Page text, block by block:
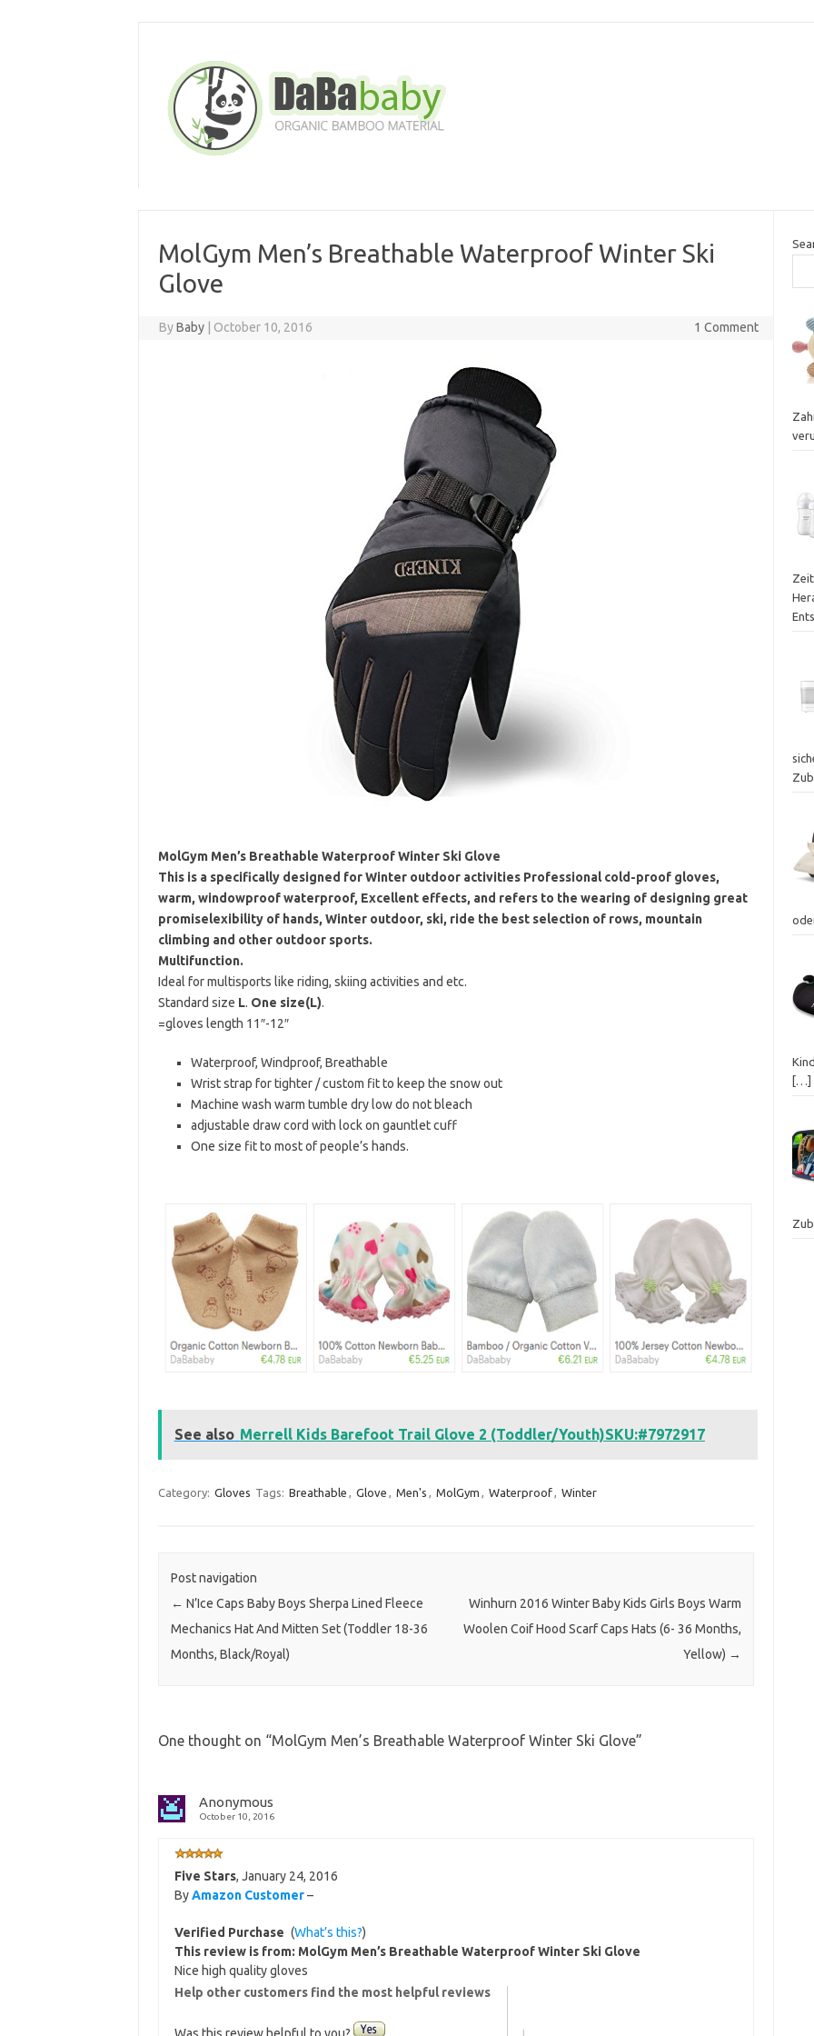
MolGym Men’s Breathable Waterproof Winter Ski
Glove
ByBaby October 10, 2016 1 Comment
MolGym Men’s Breathable Waterproof Winter Ski Glove
This is a specifically designed for Winter outdoor activities Professional cold-proof gloves,
warm, windowproof waterproof, Excellent effects, and refers to the wearing of designing great
promiselexibility of hands, Winter outdoor, ski, ride the best selection of rows, mountain
climbing and other outdoor sports.
Multifunction.
Ideal for multisports like riding, skiing activities and etc.
Standard size L. One size(L).
=gloves length 11″-12″
Waterproof, Windproof, Breathable
Wrist strap for tighter / custom fit to keep the snow out
Machine wash warm tumble dry low do not bleach
adjustable draw cord with lock on gauntlet cuff
One size fit to most of people’s hands.
See also Merrell Kids Barefoot Trail Glove 2 (Toddler/Youth)SKU:#7972917
Category: Gloves Tags: Breathable , Glove , Men's , MolGym , Waterproof, Winter
Post navigation
← N’Ice Caps Baby Boys Sherpa Lined Fleece
Mechanics Hat And Mitten Set (Toddler 18-36
Months, Black/Royal)
Winhurn 2016 Winter Baby Kids Girls Boys Warm
Woolen Coif Hood Scarf Caps Hats (6- 36 Months,
Yellow) →
One thought on “MolGym Men’s Breathable Waterproof Winter Ski Glove”
Anonymous
October 10, 2016
Five Stars, January 24, 2016
ByAmazon Customer–
Verified Purchase (What’s this?)
This review is from: MolGym Men’s Breathable Waterproof Winter Ski Glove
Nice high quality gloves
Help other customers find the most helpful reviews
[…]